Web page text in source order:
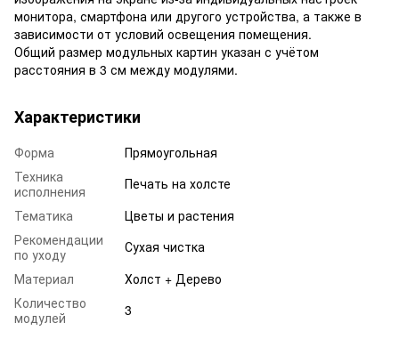
монитора, смартфона или другого устройства, а также в
зависимости от условий освещения помещения.
Общий размер модульных картин указан с учётом
расстояния в 3 см между модулями.
Характеристики
Форма
Прямоугольная
Техника
исполнения
Печать на холсте
Тематика
Цветы и растения
Рекомендации
по уходу
Сухая чистка
Материал
Холст + Дерево
Количество
модулей
3